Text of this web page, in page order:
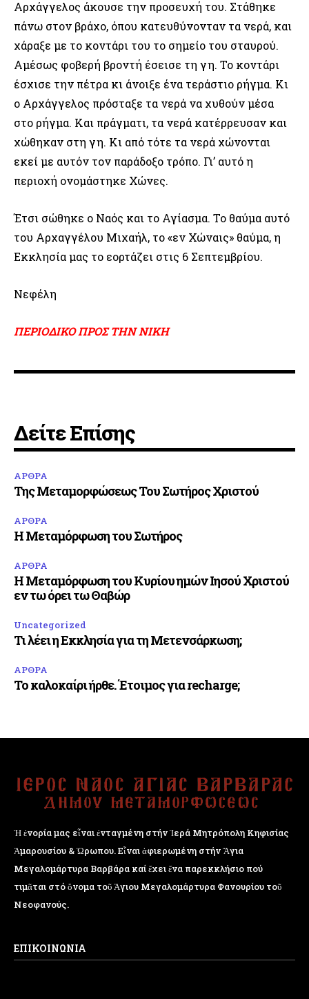
Αρχάγγελος άκουσε την προσευχή του. Στάθηκε
πάνω στον βράχο, όπου κατευθύνονταν τα νερά, και
χάραξε με το κοντάρι του το σημείο του σταυρού.
Αμέσως φοβερή βροντή έσεισε τη γη. Το κοντάρι
έσχισε την πέτρα κι άνοιξε ένα τεράστιο ρήγμα. Κι
ο Αρχάγγελος πρόσταξε τα νερά να χυθούν μέσα
στο ρήγμα. Και πράγματι, τα νερά κατέρρευσαν και
χώθηκαν στη γη. Κι από τότε τα νερά χώνονται
εκεί με αυτόν τον παράδοξο τρόπο. Γι’ αυτό η
περιοχή ονομάστηκε Χώνες.
Έτσι σώθηκε ο Ναός και το Αγίασμα. Το θαύμα αυτό
του Αρχαγγέλου Μιχαήλ, το «εν Χώναις» θαύμα, η
Εκκλησία μας το εορτάζει στις 6 Σεπτεμβρίου.
Νεφέλη
ΠΕΡΙΟΔΙΚΟ ΠΡΟΣ ΤΗΝ ΝΙΚΗ
Δείτε Επίσης
ΑΡΘΡΑ
Της Μεταμορφώσεως Του Σωτήρος Χριστού
ΑΡΘΡΑ
Η Μεταμόρφωση του Σωτήρος
ΑΡΘΡΑ
Η Μεταμόρφωση του Κυρίου ημών Ιησού Χριστού
εν τω όρει τω Θαβώρ
Uncategorized
Τι λέει η Εκκλησία για τη Μετενσάρκωση;
ΑΡΘΡΑ
Το καλοκαίρι ήρθε. Έτοιμος για recharge;
Ἡ ἐνορία μας εἶναι ἐνταγμένη στήν Ἱερά Μητρόπολη Κηφισίας
Ἁμαρουσίου & Ὠρωπου. Εἶναι ἀφιερωμένη στήν Ἅγια
Μεγαλομάρτυρα Βαρβάρα καί ἔχει ἕνα παρεκκλήσιο πού
τιμᾶται στό ὄνομα τοῦ Ἁγιου Μεγαλομάρτυρα Φανουρίου τοῦ
Νεοφανούς.
ΕΠΙΚΟΙΝΩΝΙΑ